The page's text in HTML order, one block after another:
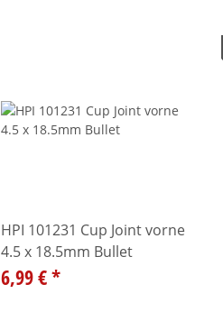
HPI 101231 Cup Joint vorne
4.5 x 18.5mm Bullet
6,99 €*